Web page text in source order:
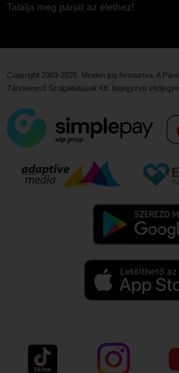
Találja meg párját az élethez!
Copyright 2003-2026. Minden jog fenntartva. A
Társkereső Szolgáltatások Kft. bejegyzett védjegye.